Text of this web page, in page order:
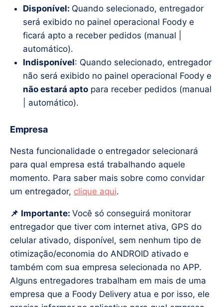
Disponível: Quando selecionado, entregador
será exibido no painel operacional Foody e
ficará apto a receber pedidos (manual |
automático).
Indisponível: Quando selecionado, entregador
não será exibido no painel operacional Foody e
não estará aptopara receber pedidos (manual
| automático).
Empresa
Nesta funcionalidade o entregador selecionará
para qual empresa está trabalhando aquele
momento. Para saber mais sobre como convidar
um entregador, clique aqui.
📌 Importante: Você só conseguirá monitorar
entregador que tiver com internet ativa, GPS do
celular ativado, disponível, sem nenhum tipo de
otimização/economia do ANDROID ativado e
também com sua empresa selecionada no APP.
Alguns entregadores trabalham em mais de uma
empresa que a Foody Delivery atua e por isso, ele